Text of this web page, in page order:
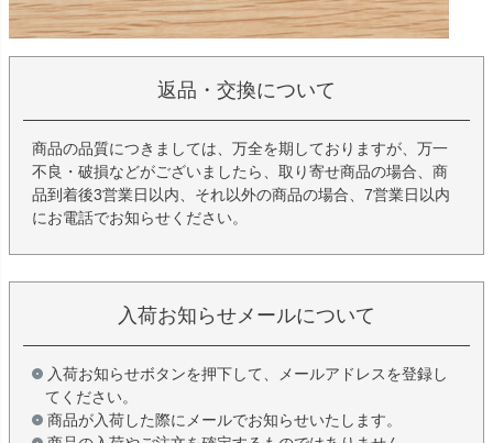
返品・交換について
商品の品質につきましては、万全を期しておりますが、万一
不良・破損などがございましたら、取り寄せ商品の場合、商
品到着後3営業日以内、それ以外の商品の場合、7営業日以内
にお電話でお知らせください。
入荷お知らせメールについて
入荷お知らせボタンを押下して、メールアドレスを登録し
てください。
商品が入荷した際にメールでお知らせいたします。